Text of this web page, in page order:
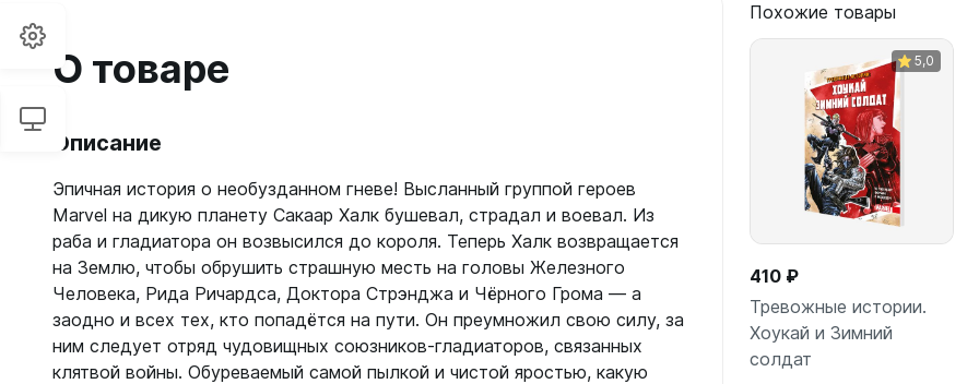
Похожие товары
5,0
410 ₽
Тревожные истории.
Хоукай и Зимний
солдат
О товаре
Описание
Эпичная история о необузданном гневе! Высланный группой героев
Marvel на дикую планету Сакаар Халк бушевал, страдал и воевал. Из
раба и гладиатора он возвысился до короля. Теперь Халк возвращается
на Землю, чтобы обрушить страшную месть на головы Железного
Человека, Рида Ричардса, Доктора Стрэнджа и Чёрного Грома — а
заодно и всех тех, кто попадётся на пути. Он преумножил свою силу, за
ним следует отряд чудовищных союзников-гладиаторов, связанных
клятвой войны. Обуреваемый самой пылкой и чистой яростью, какую